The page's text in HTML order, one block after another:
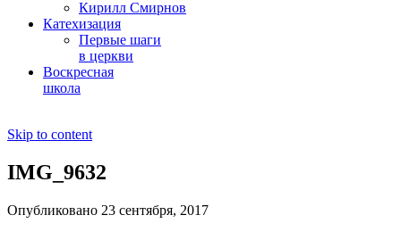
Кирилл Смирнов
Катехизация
Первые шаги
в церкви
Воскресная
школа
Skip to content
IMG_9632
Опубликовано 23 сентября, 2017